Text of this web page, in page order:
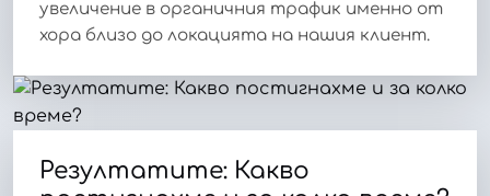
увеличение в органичния трафик именно от
хора близо до локацията на нашия клиент.
Резултатите: Какво